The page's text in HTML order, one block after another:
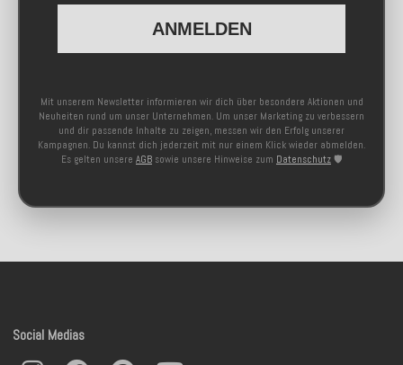
ANMELDEN
Mit unserem Newsletter informieren wir dich über besondere Aktionen und
Neuheiten rund um unser Unternehmen. Um unser Marketing zu verbessern
und dir passende Inhalte zu zeigen, messen wir den Erfolg unserer
Kampagnen. Du kannst dich jederzeit mit nur einem Klick wieder abmelden.
Es gelten unsere AGB sowie unsere Hinweise zum Datenschutz 🛡️
Social Medias